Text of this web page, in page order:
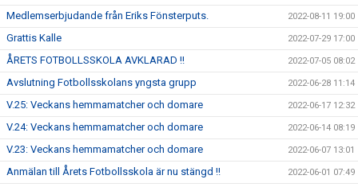
Medlemserbjudande från Eriks Fönsterputs. 2022-08-11 19:00
Grattis Kalle 2022-07-29 17:00
ÅRETS FOTBOLLSSKOLA AVKLARAD !! 2022-07-05 08:02
Avslutning Fotbollsskolans yngsta grupp 2022-06-28 11:14
V.25: Veckans hemmamatcher och domare 2022-06-17 12:32
V.24: Veckans hemmamatcher och domare 2022-06-14 08:19
V.23: Veckans hemmamatcher och domare 2022-06-07 13:01
Anmälan till Årets Fotbollsskola är nu stängd !! 2022-06-01 07:49